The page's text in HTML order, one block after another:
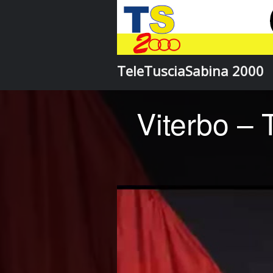
TeleTusciaSabina 2000
Viterbo –